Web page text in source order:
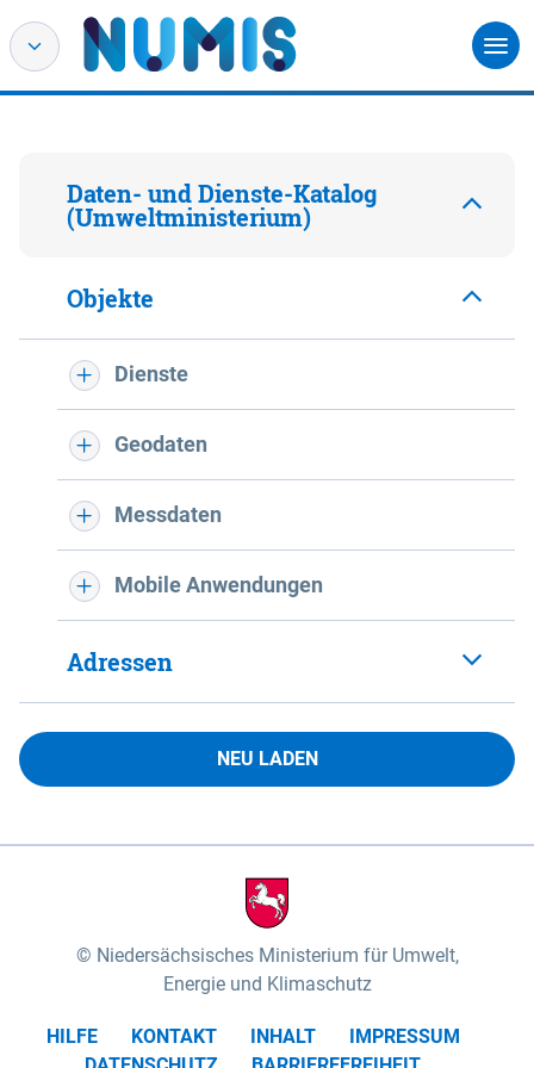
Daten- und Dienste-Katalog
(Umweltministerium)
Objekte
Dienste
Geodaten
Messdaten
Mobile Anwendungen
Adressen
NEU LADEN
Niedersächsisches Ministerium für Umwelt,
Energie und Klimaschutz
HILFE KONTAKT INHALT
IMPRESSUM